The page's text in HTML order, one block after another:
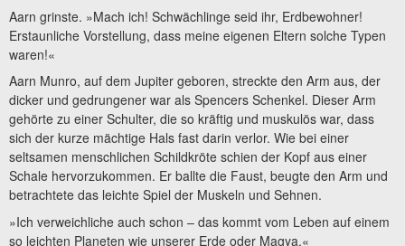
Aarn grinste. »Mach ich! Schwächlinge seid ihr, Erdbewohner!
Erstaunliche Vorstellung, dass meine eigenen Eltern solche Typen
waren!«
Aarn Munro, auf dem Jupiter geboren, streckte den Arm aus, der
dicker und gedrungener war als Spencers Schenkel. Dieser Arm
gehörte zu einer Schulter, die so kräftig und muskulös war, dass
sich der kurze mächtige Hals fast darin verlor. Wie bei einer
seltsamen menschlichen Schildkröte schien der Kopf aus einer
Schale hervorzukommen. Er ballte die Faust, beugte den Arm und
betrachtete das leichte Spiel der Muskeln und Sehnen.
»Ich verweichliche auch schon – das kommt vom Leben auf einem
so leichten Planeten wie unserer Erde oder Magya.«